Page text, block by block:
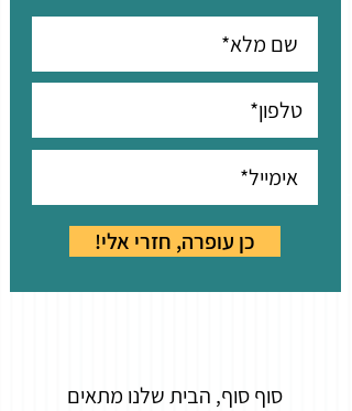
!כן עופרה, חזרי אלי
סוף סוף, הבית שלנו מתאים